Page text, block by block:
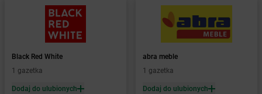
Babimost
Baborów
Baboszewo
Żabka Bachowice
Żabka Bądkowo
Żabka Bąków
Black Red White
1 gazetka
Dodaj do ulubionych
abra meble
1 gazetka
Dodaj do ulubionych